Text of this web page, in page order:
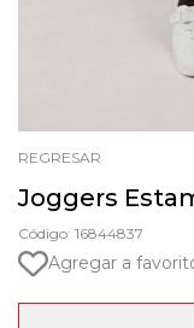
REGRESAR
Joggers
Código: 16844837
Agregar a